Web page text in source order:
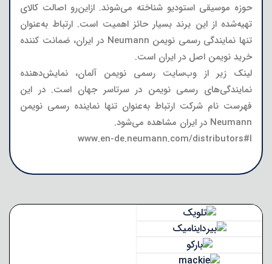
حوزه موسیقی استودیو شناخته می‌شوند. ازاین‌رو اصالت کالای
تهیه‌شده از این برند بسیار حائز اهمیت است. ارتباط به‌عنوان
تنها نمایندگی رسمی نویمن Neumann در ایران، ضمانت کننده
خرید نویمن اصل در ایران است.
لینک زیر از وب‌سایت رسمی نویمن آلمان، نمایش‌دهنده
نمایندگی‌های رسمی نویمن در سرتاسر جهان است. در این
فهرست نام شرکت ارتباط به‌عنوان تنها نماینده رسمی نویمن
Neumann در ایران مشاهده می‌شود.
www.en-de.neumann.com/distributors#I